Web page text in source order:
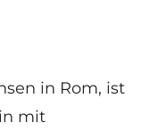
in Rom, ist
mit